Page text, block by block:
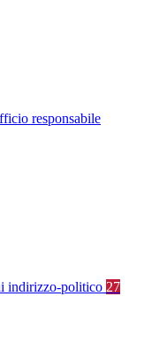
responsabile
indirizzo-politico 27